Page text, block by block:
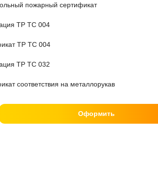
пожарный сертификат
ТР ТС 004
ТР ТС 004
ТР ТС 032
соответствия на металлорукав
Оформить